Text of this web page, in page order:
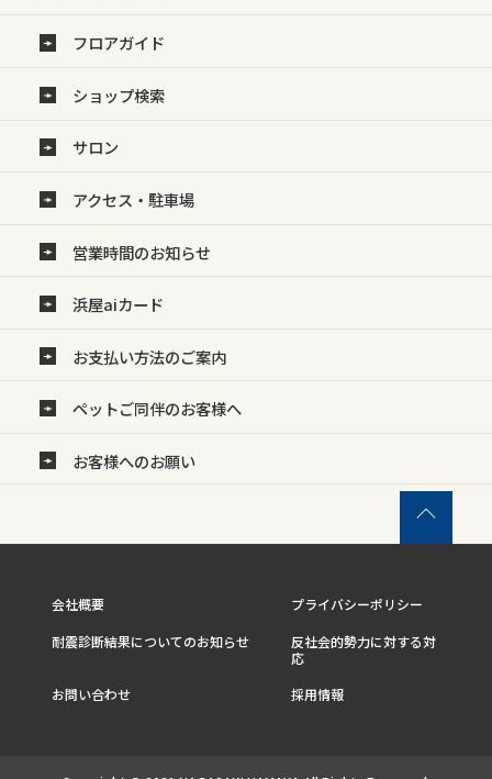
フロアガイド
ショップ検索
サロン
アクセス・駐車場
営業時間のお知らせ
浜屋aiカード
お支払い方法のご案内
ペットご同伴のお客様へ
お客様へのお願い
会社概要
プライバシーポリシー
耐震診断結果についてのお知らせ
反社会的勢力に対する対
応
お問い合わせ
採用情報